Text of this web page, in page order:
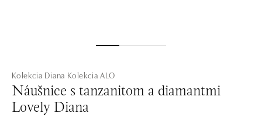
Kolekcia Diana Kolekcia ALO
Náušnice s tanzanitom a diamantmi
Lovely Diana